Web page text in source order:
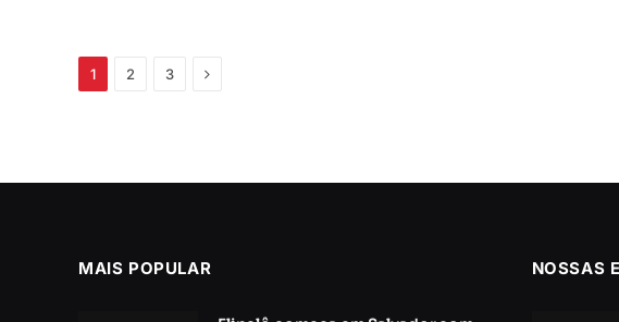
1 2 3 Próximo
MAIS POPULAR NOSSAS